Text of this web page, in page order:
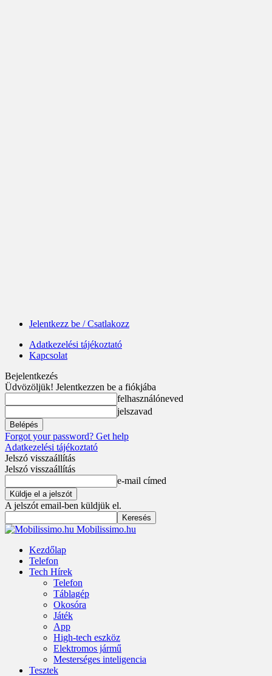
Jelentkezz be / Csatlakozz
Adatkezelési tájékoztató
Kapcsolat
Bejelentkezés
Üdvözöljük! Jelentkezzen be a fiókjába
felhasználóneved
jelszavad
Forgot your password? Get help
Adatkezelési tájékoztató
Jelszó visszaállítás
Jelszó visszaállítás
e-mail címed
A jelszót email-ben küldjük el.
Mobilissimo.hu
Kezdőlap
Telefon
Tech Hírek
Telefon
Táblagép
Okosóra
Játék
App
High-tech eszköz
Elektromos jármű
Mesterséges inteligencia
Tesztek